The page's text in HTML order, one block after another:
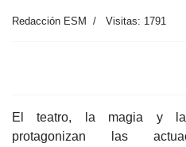
Redacción ESM Visitas: 1791
El teatro, la magia y las
protagonizan las